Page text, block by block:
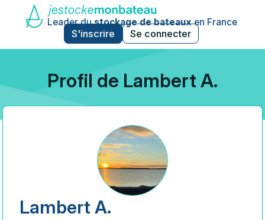
Leader dustockage de bateauxen France
S'inscrire Se connecter
Profil de Lambert A.
Lambert A.